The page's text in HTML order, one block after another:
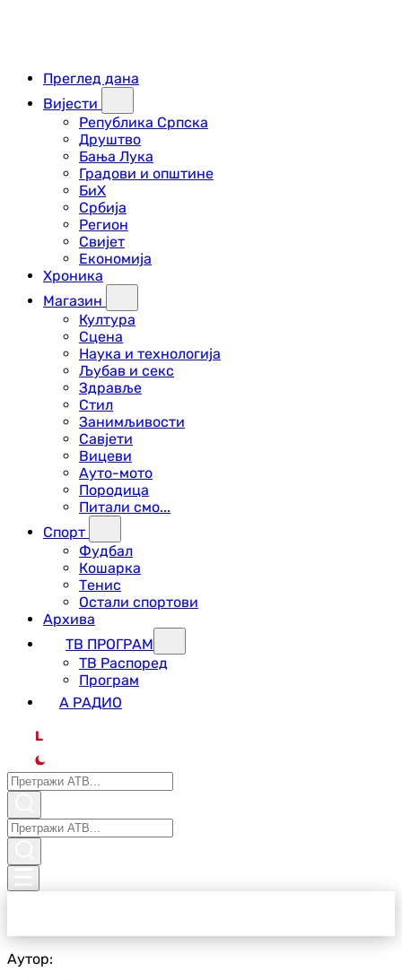
Преглед дана
Вијести
Република Српска
Друштво
Бања Лука
Градови и општине
БиХ
Србија
Регион
Свијет
Економија
Хроника
Магазин
Култура
Сцена
Наука и технологија
Љубав и секс
Здравље
Стил
Занимљивости
Савјети
Вицеви
Ауто-мото
Породица
Питали смо...
Спорт
Фудбал
Кошарка
Тенис
Остали спортови
Архива
ТВ ПРОГРАМ
ТВ Распоред
Програм
А РАДИО
L
Аутор: